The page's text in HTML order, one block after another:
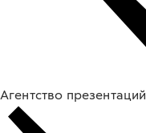
Агентство презентаций